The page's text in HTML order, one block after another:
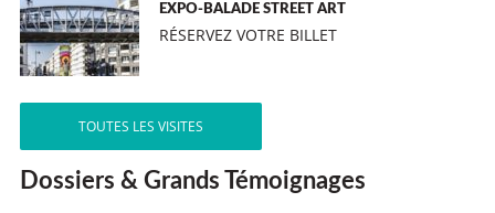
EXPO-BALADE STREET ART
RÉSERVEZ VOTRE BILLET
TOUTES LES VISITES
Dossiers & Grands Témoignages